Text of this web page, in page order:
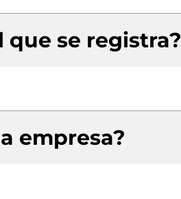
que se registra?
empresa?